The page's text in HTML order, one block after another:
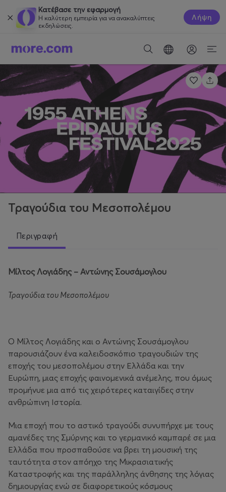
Κατέβασε την εφαρμογή
Η καλύτερη εμπειρία για να ανακαλύπτεις
εκδηλώσεις.
Λήψη
Τραγούδια του Μεσοπολέμου
Περιγραφή
Μίλτος Λογιάδης – Αντώνης Σουσάμογλου
Τραγούδια του Μεσοπολέμου
Ο Μίλτος Λογιάδης και ο Αντώνης Σουσάμογλου
παρουσιάζουν ένα καλειδοσκόπιο τραγουδιών της
εποχής του μεσοπολέμου στην Ελλάδα και την
Ευρώπη, μιας εποχής φαινομενικά ανέμελης, που όμως
προμήνυε μια από τις χειρότερες καταιγίδες στην
ανθρώπινη Ιστορία.
Μια εποχή που το αστικό τραγούδι συνυπήρχε με τους
αμανέδες της Σμύρνης και το γερμανικό καμπαρέ σε μια
Ελλάδα που προσπαθούσε να βρει τη μουσική της
ταυτότητα στον απόηχο της Μικρασιατικής
Καταστροφής και της παράλληλης άνθησης της λόγιας
δημιουργίας ενώ σε διαφορετικούς κόσμους